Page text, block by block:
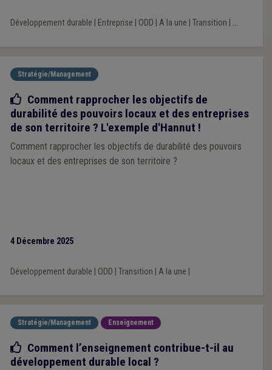
Développement durable Entreprise ODD A la une Transition ...
Stratégie/Management
Bonne pratique
Comment rapprocher les objectifs de
durabilité des pouvoirs locaux et des entreprises
de son territoire ? L'exemple d'Hannut !
Comment rapprocher les objectifs de durabilité des pouvoirs
locaux et des entreprises de son territoire ?
4 Décembre 2025
Développement durable ODD Transition A la une
Stratégie/Management Enseignement
Bonne pratique
Comment l’enseignement contribue-t-il au
développement durable local ?